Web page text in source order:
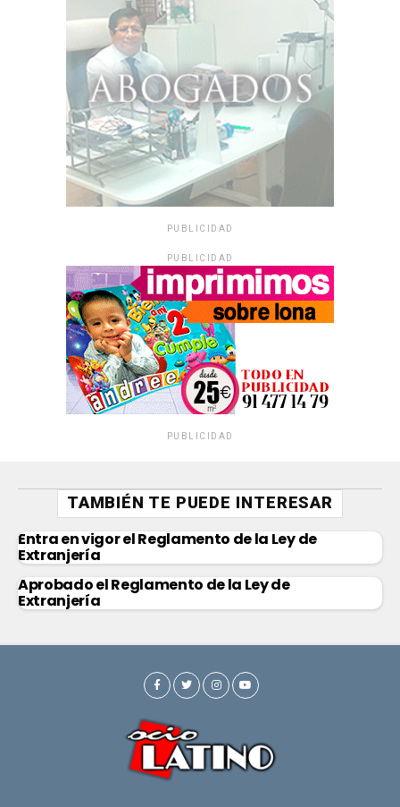
PUBLICIDAD
PUBLICIDAD
PUBLICIDAD
TAMBIÉN TE PUEDE INTERESAR
Entra en vigor el Reglamento de la Ley de
Extranjería
Aprobado el Reglamento de la Ley de
Extranjería